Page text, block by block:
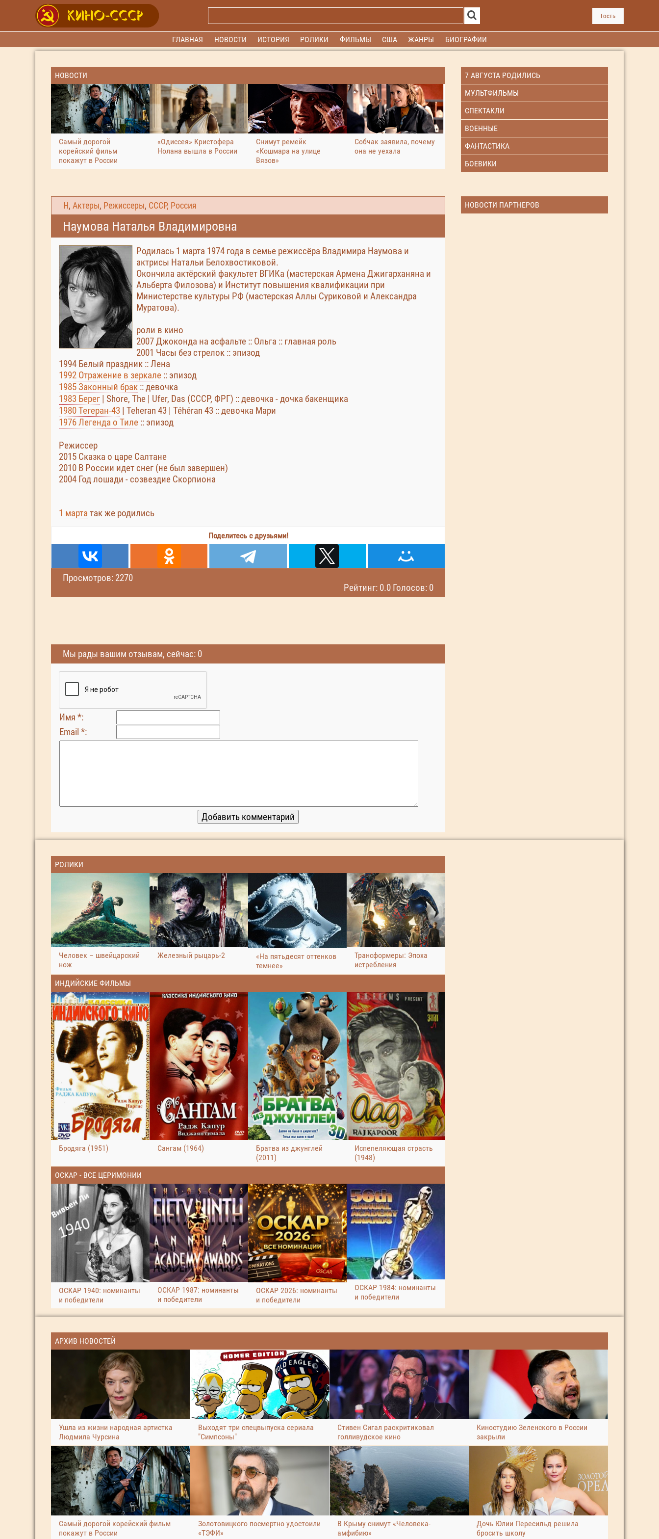
Гость
ГЛАВНАЯ НОВОСТИ ИСТОРИЯ РОЛИКИ ФИЛЬМЫ США ЖАНРЫ БИОГРАФИИ
НОВОСТИ
Самый дорогой
корейский фильм
покажут в России
«Одиссея» Кристофера
Нолана вышла в России
Снимут ремейк
«Кошмара на улице
Вязов»
Собчак заявила, почему
она не уехала
7 АВГУСТА РОДИЛИСЬ
МУЛЬТФИЛЬМЫ
СПЕКТАКЛИ
ВОЕННЫЕ
ФАНТАСТИКА
БОЕВИКИ
Н , Актеры, Режиссеры, СССР, Россия
Наумова Наталья Владимировна
Родилась 1 марта 1974 года в семье режиссёра Владимира Наумова и
актрисы Натальи Белохвостиковой.
Окончила актёрский факультет ВГИКа (мастерская Армена Джигарханяна и
Альберта Филозова) и Институт повышения квалификации при
Министерстве культуры РФ (мастерская Аллы Суриковой и Александра
Муратова).
роли в кино
2007 Джоконда на асфальте :: Ольга :: главная роль
2001 Часы без стрелок :: эпизод
1994 Белый праздник :: Лена
1992 Отражение в зеркале :: эпизод
1985 Законный брак :: девочка
1983 Берег | Shore, The | Ufer, Das (СССР, ФРГ) :: девочка - дочка бакенщика
1980 Тегеран-43 | Teheran 43 | Téhéran 43 :: девочка Мари
1976 Легенда о Тиле :: эпизод
Режиссер
2015 Сказка о царе Салтане
2010 В России идет снег (не был завершен)
2004 Год лошади - созвездие Скорпиона
1 марта так же родились
Поделитесь с друзьями!
Просмотров: 2270
Рейтинг: 0.0 Голосов: 0
НОВОСТИ ПАРТНЕРОВ
Мы рады вашим отзывам, сейчас: 0
Имя *:
Email *:
РОЛИКИ
Человек – швейцарский
нож
Железный рыцарь-2
«На пятьдесят оттенков
темнее»
Трансформеры: Эпоха
истребления
ИНДИЙСКИЕ ФИЛЬМЫ
Бродяга (1951) Сангам (1964)
Братва из джунглей
(2011)
Испепеляющая страсть
(1948)
ОСКАР - ВСЕ ЦЕРИМОНИИ
ОСКАР 1940: номинанты
и победители
ОСКАР 1987: номинанты
и победители
ОСКАР 2026: номинанты
и победители
ОСКАР 1984: номинанты
и победители
АРХИВ НОВОСТЕЙ
Ушла из жизни народная артистка
Людмила Чурсина
Выходят три спецвыпуска сериала
"Симпсоны"
Стивен Сигал раскритиковал
голливудское кино
Киностудию Зеленского в России
закрыли
Самый дорогой корейский фильм
покажут в России
Золотовицкого посмертно удостоили
«ТЭФИ»
В Крыму снимут «Человека-
амфибию»
Дочь Юлии Пересильд решила
бросить школу